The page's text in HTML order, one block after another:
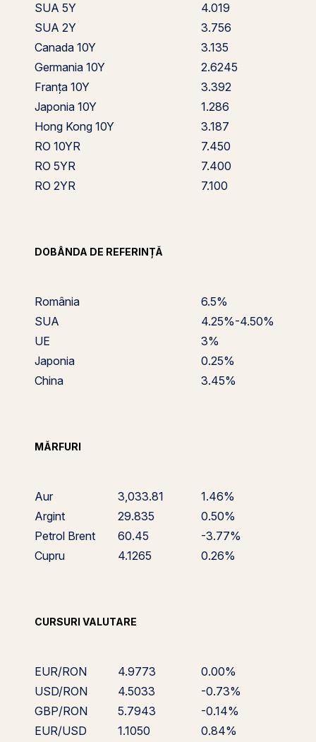
SUA 5Y
4.019
SUA 2Y
3.756
Canada 10Y
3.135
Germania 10Y
2.6245
Franța 10Y
3.392
Japonia 10Y
1.286
Hong Kong 10Y
3.187
RO 10YR
7.450
RO 5YR
7.400
RO 2YR
7.100
DOBÂNDA DE REFERINȚĂ
România
6.5%
SUA
4.25%-4.50%
UE
3%
Japonia
0.25%
China
3.45%
MĂRFURI
Aur 3,033.81
1.46%
Argint
29.835
0.50%
Petrol Brent
60.45
-3.77%
Cupru
4.1265 0.26%
CURSURI VALUTARE
EUR/RON 4.9773
0.00%
USD/RON
4.5033
-0.73%
GBP/RON
5.7943
-0.14%
EUR/USD
1.1050 0.84%